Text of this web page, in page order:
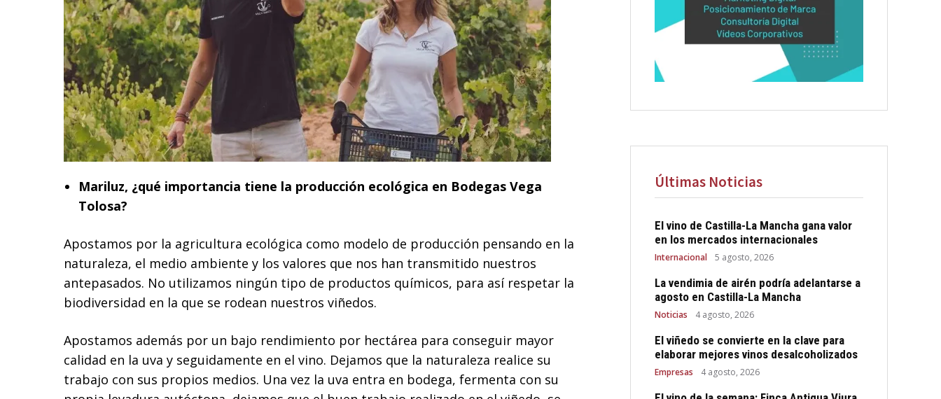
Mariluz, ¿qué importancia tiene la producción ecológica en Bodegas Vega
Tolosa?
Apostamos por la agricultura ecológica como modelo de producción pensando en la
naturaleza, el medio ambiente y los valores que nos han transmitido nuestros
antepasados. No utilizamos ningún tipo de productos químicos, para así respetar la
biodiversidad en la que se rodean nuestros viñedos.
Apostamos además por un bajo rendimiento por hectárea para conseguir mayor
calidad en la uva y seguidamente en el vino. Dejamos que la naturaleza realice su
trabajo con sus propios medios. Una vez la uva entra en bodega, fermenta con su
Últimas Noticias
El vino de Castilla-La Mancha gana valor
en los mercados internacionales
Internacional 5 agosto, 2026
La vendimia de airén podría adelantarse a
agosto en Castilla-La Mancha
Noticias 4 agosto, 2026
El viñedo se convierte en la clave para
elaborar mejores vinos desalcoholizados
Empresas 4 agosto, 2026